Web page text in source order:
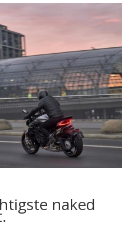
naked